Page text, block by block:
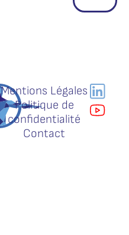
Mentions Légales
Politique de
confidentialité
Contact